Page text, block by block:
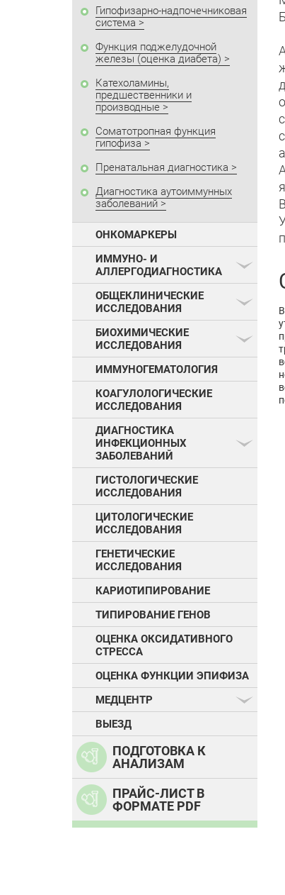
Гипофизарно-надпочечниковая
система
Функция поджелудочной
железы (оценка диабета)
Катехоламины,
предшественники и
производные
Соматотропная функция
гипофиза
Пренатальная диагностика
Диагностика аутоиммунных
заболеваний
ОНКОМАРКЕРЫ
ИММУНО- И
АЛЛЕРГОДИАГНОСТИКА
ОБЩЕКЛИНИЧЕСКИЕ
ИССЛЕДОВАНИЯ
БИОХИМИЧЕСКИЕ
ИССЛЕДОВАНИЯ
ИММУНОГЕМАТОЛОГИЯ
КОАГУЛОЛОГИЧЕСКИЕ
ИССЛЕДОВАНИЯ
ДИАГНОСТИКА
ИНФЕКЦИОННЫХ
ЗАБОЛЕВАНИЙ
ГИСТОЛОГИЧЕСКИЕ
ИССЛЕДОВАНИЯ
ЦИТОЛОГИЧЕСКИЕ
ИССЛЕДОВАНИЯ
ГЕНЕТИЧЕСКИЕ
ИССЛЕДОВАНИЯ
КАРИОТИПИРОВАНИЕ
ТИПИРОВАНИЕ ГЕНОВ
ОЦЕНКА ОКСИДАТИВНОГО
СТРЕССА
ОЦЕНКА ФУНКЦИИ ЭПИФИЗА
МЕДЦЕНТР
ВЫЕЗД
ПОДГОТОВКА К
АНАЛИЗАМ
ПРАЙС-ЛИСТ В
ФОРМАТЕ PDF